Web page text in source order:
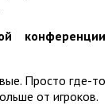
конференции
Просто где-то
от игроков.